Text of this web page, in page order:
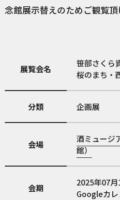
念館展示替えのためご観覧頂
展覧会名
笹部さくら
桜のまち・
分類 企画展
会場
酒ミュージ
館）
会期
2025年07
Googleカ